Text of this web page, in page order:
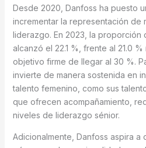
Desde 2020, Danfoss ha puesto
incrementar la representación de
liderazgo. En 2023, la proporción
alcanzó el 22.1 %, frente al 21.0
objetivo firme de llegar al 30 %.
invierte de manera sostenida en
talento femenino, como sus
que ofrecen acompañamiento,
niveles de liderazgo sénior.
Adicionalmente, Danfoss aspira a